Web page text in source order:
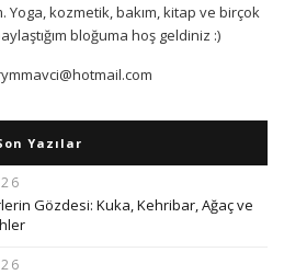
Yoga, kozmetik, bakım, kitap ve birçok
bloğuma hoş geldiniz :)
Yazılar
Gözdesi: Kuka, Kehribar, Ağaç ve